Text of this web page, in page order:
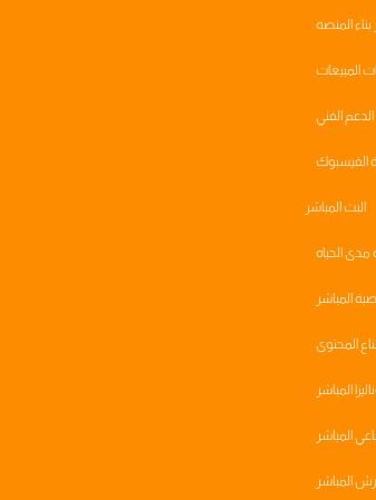
بناء المنصه
المبيعات
الدعم الفني
الفيسبوك
البث المباشر
الحياه
المباشر
المحتوى
المباشر
المباشر
المباشر